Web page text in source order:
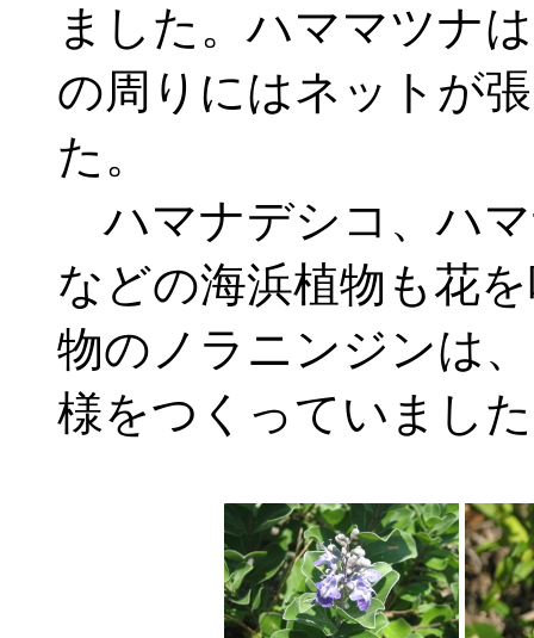
ました。ハママツナ
の周りにはネットが
た。
ハマナデシコ、ハ
などの海浜植物も花
物のノラニンジンは
様をつくっていまし